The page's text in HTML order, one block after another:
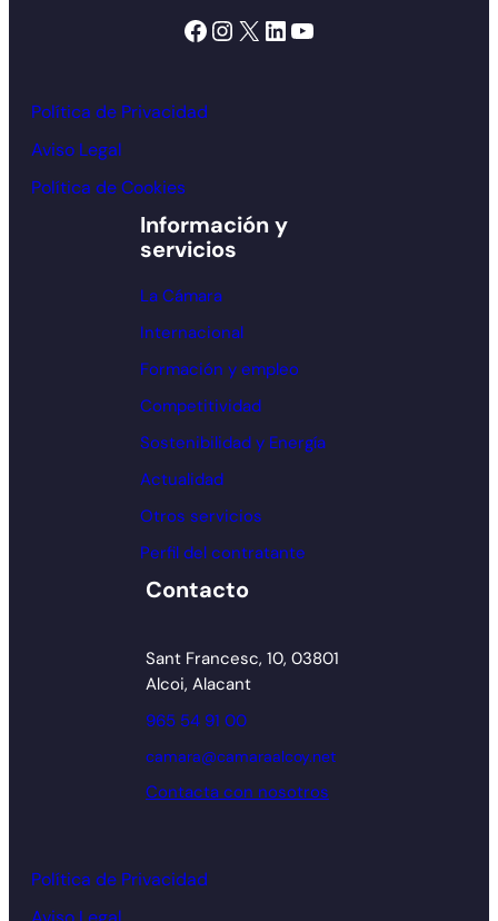
Facebook Instagram X LinkedIn YouTube
Política de Privacidad
Aviso Legal
Política de Cookies
Información y
servicios
La Cámara
Internacional
Formación y empleo
Competitividad
Sostenibilidad y Energía
Actualidad
Otros servicios
Perfil del contratante
Contacto
Sant Francesc, 10, 03801
Alcoi, Alacant
965 54 91 00
camara@camaraalcoy.net
Contacta con nosotros
Política de Privacidad